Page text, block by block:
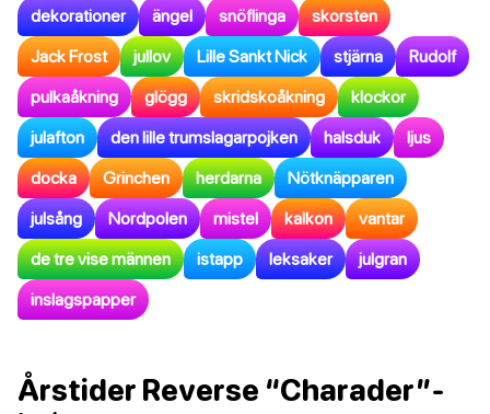
dekorationer ängel snöflinga skorsten
Jack Frost jullov Lille Sankt Nick stjärna Rudolf
pulkaåkning glögg skridskoåkning klockor
julafton den lille trumslagarpojken halsduk ljus
docka Grinchen herdarna Nötknäpparen
julsång Nordpolen mistel kalkon vantar
de tre vise männen istapp leksaker julgran
inslagspapper
Årstider Reverse “Charader”-